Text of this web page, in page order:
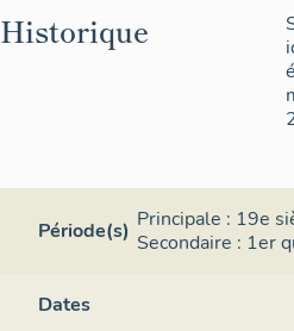
Historique
Période(s) Principale : 19e
Secondaire : 1er
Dates